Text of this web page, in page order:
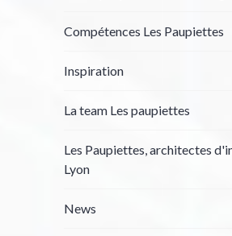
Compétences Les Paupiettes
Inspiration
La team Les paupiettes
Les Paupiettes, architectes
Lyon
News